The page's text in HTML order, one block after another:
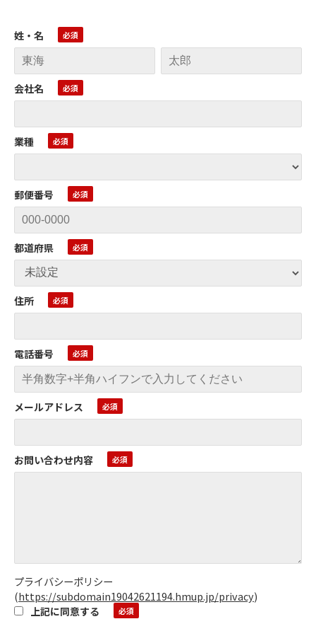
姓・名
会社名
業種
郵便番号
都道府県
住所
電話番号
メールアドレス
お問い合わせ内容
プライバシーポリシー
(https://subdomain19042621194.hmup.jp/privacy)
上記に同意する